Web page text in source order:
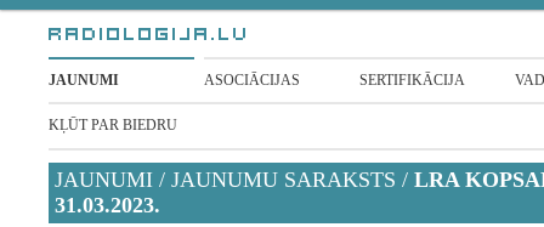
JAUNUMI ASOCIĀCIJAS SERTIFIKĀCIJA
KĻŪT PAR BIEDRU
JAUNUMI / JAUNUMU SARAKSTS / LRA
31.03.2023.